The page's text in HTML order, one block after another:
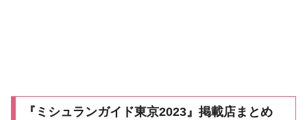
『ミシュランガイド東京2023』掲載店まとめ